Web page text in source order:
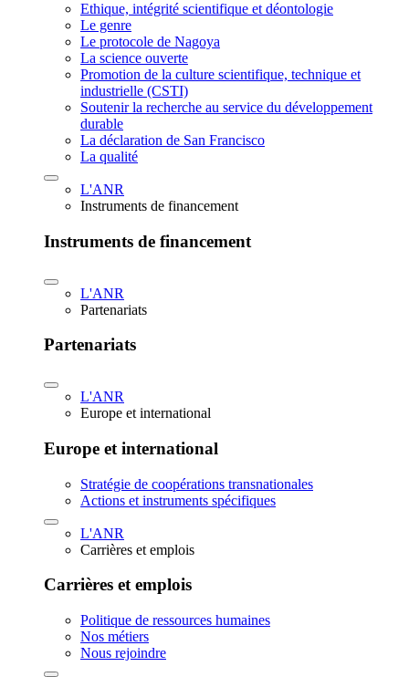
Ethique, intégrité scientifique et déontologie
Le genre
Le protocole de Nagoya
La science ouverte
Promotion de la culture scientifique, technique et
industrielle (CSTI)
Soutenir la recherche au service du développement
durable
La déclaration de San Francisco
La qualité
L'ANR
Instruments de financement
Instruments de financement
L'ANR
Partenariats
Partenariats
L'ANR
Europe et international
Europe et international
Stratégie de coopérations transnationales
Actions et instruments spécifiques
L'ANR
Carrières et emplois
Carrières et emplois
Politique de ressources humaines
Nos métiers
Nous rejoindre